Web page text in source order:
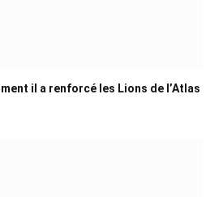
il a renforcé les Lions de l’Atlas